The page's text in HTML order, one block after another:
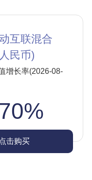
互联混合
民币)
增长率(2026-08-
点击购买